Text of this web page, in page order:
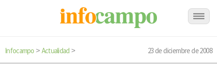
Infocampo > Actualidad > 23 de diciembre de 2008